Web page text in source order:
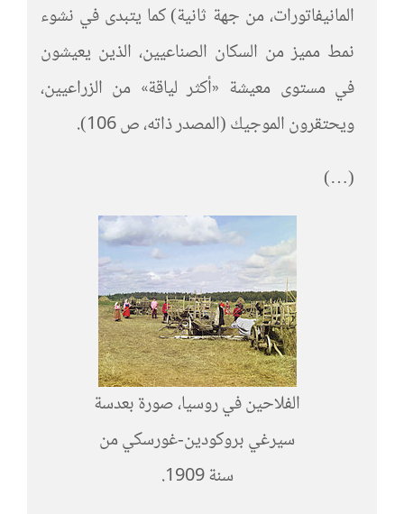
المانيفاتورات، من جهة ثانية) كما يتبدى في نشوء
نمط مميز من السكان الصناعيين، الذين يعيشون
في مستوى معيشة «أكثر لياقة» من الزراعيين،
ويحتقرون الموجيك (المصدر ذاته، ص 106).
(…)
الفلاحين في روسيا، صورة بعدسة
سيرغي بروكودين-غورسكي من
سنة 1909.